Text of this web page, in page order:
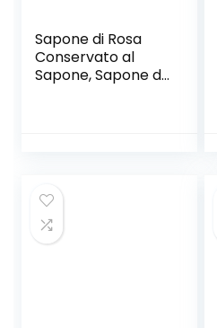
Sapone di Rosa
Conservato al
Sapone, Sapone di
Primo
Anniversario/Com
pleanno/Matrimon